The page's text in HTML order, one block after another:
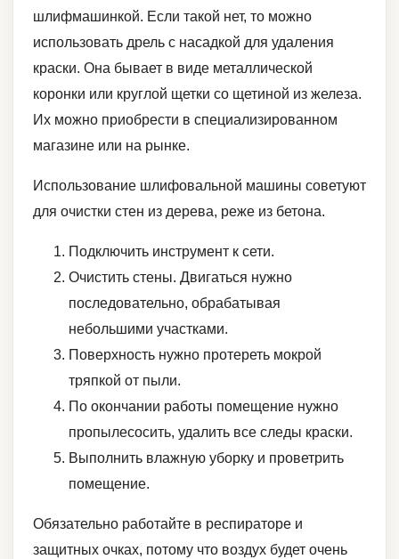
шлифмашинкой. Если такой нет, то можно
использовать дрель с насадкой для удаления
краски. Она бывает в виде металлической
коронки или круглой щетки со щетиной из железа.
Их можно приобрести в специализированном
магазине или на рынке.
Использование шлифовальной машины советуют
для очистки стен из дерева, реже из бетона.
Подключить инструмент к сети.
Очистить стены. Двигаться нужно
последовательно, обрабатывая
небольшими участками.
Поверхность нужно протереть мокрой
тряпкой от пыли.
По окончании работы помещение нужно
пропылесосить, удалить все следы краски.
Выполнить влажную уборку и проветрить
помещение.
Обязательно работайте в респираторе и
защитных очках, потому что воздух будет очень